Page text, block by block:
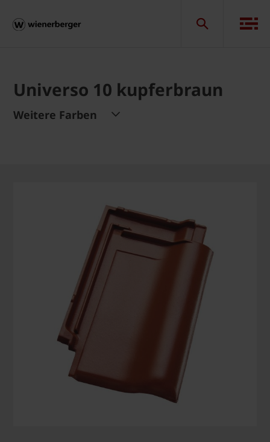
Universo 10 kupferbraun
Weitere Farben